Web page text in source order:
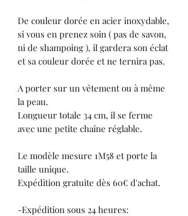
De couleur dorée en acier inoxydable,
si vous en prenez soin ( pas de savon,
ni de shampoing ), il gardera son éclat
et sa couleur dorée et ne ternira pas.
A porter sur un vêtement ou à même
la peau.
Longueur totale 34 cm, il se ferme
avec une petite chaîne réglable.
Le modèle mesure 1M58 et porte la
taille unique.
Expédition gratuite dès 60€ d'achat.
-Expédition sous 24 heures: